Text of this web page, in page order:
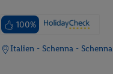
100%
Italien - Schenna - Schenna